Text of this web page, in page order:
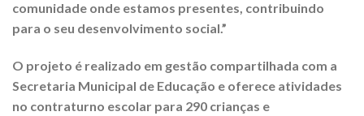
comunidade onde estamos presentes, contribuindo
para o seu desenvolvimento social.”
O projeto é realizado em gestão compartilhada com a
Secretaria Municipal de Educação e oferece atividades
no contraturno escolar para 290 crianças e